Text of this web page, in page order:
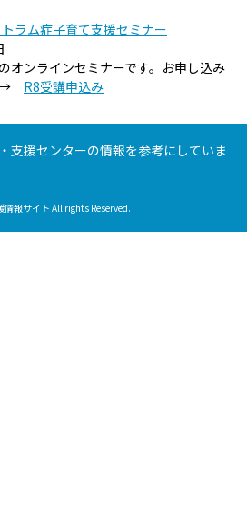
ラム症子育て支援セミナー
オンラインセミナーです。お申し込み
→ R8受講申込み
支援センターの情報を参考にしていま
報サイト All rights Reserved.